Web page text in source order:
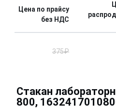
Цена по прайсу
без НДС
375₽
Стакан
800,